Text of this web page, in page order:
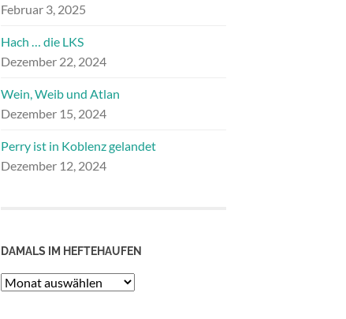
Februar 3, 2025
Hach … die LKS
Dezember 22, 2024
Wein, Weib und Atlan
Dezember 15, 2024
Perry ist in Koblenz gelandet
Dezember 12, 2024
DAMALS IM HEFTEHAUFEN
Damals